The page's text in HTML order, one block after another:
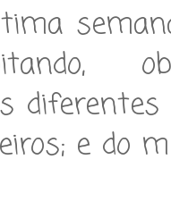
e do